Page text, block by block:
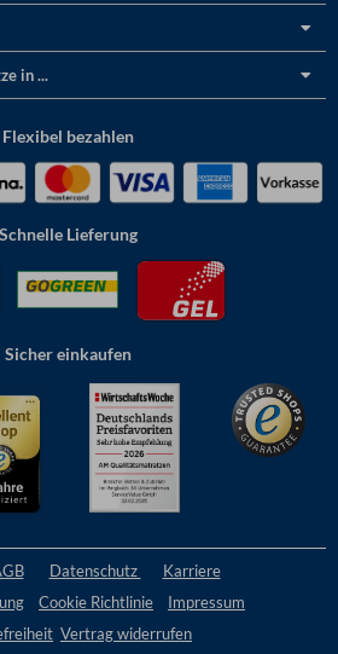
in ...
Flexibel bezahlen
Schnelle Lieferung
Sicher einkaufen
Datenschutz
Karriere
Cookie Richtlinie
Impressum
Vertrag widerrufen